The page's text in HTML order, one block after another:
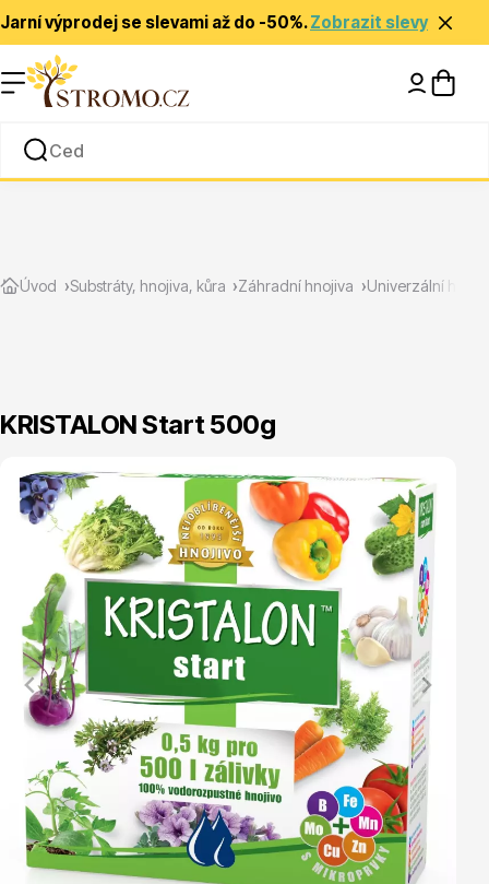
Jarní výprodej se slevami až do -50%.Zobrazit slevy
Rady a tipy
Zlevněné
Vřesovištní rostliny
Vánoční stromky v květináčích a řezané
Úvod Substráty, hnojiva, kůra Záhradní hnojiva Univerzální
KRISTALON Start 500g